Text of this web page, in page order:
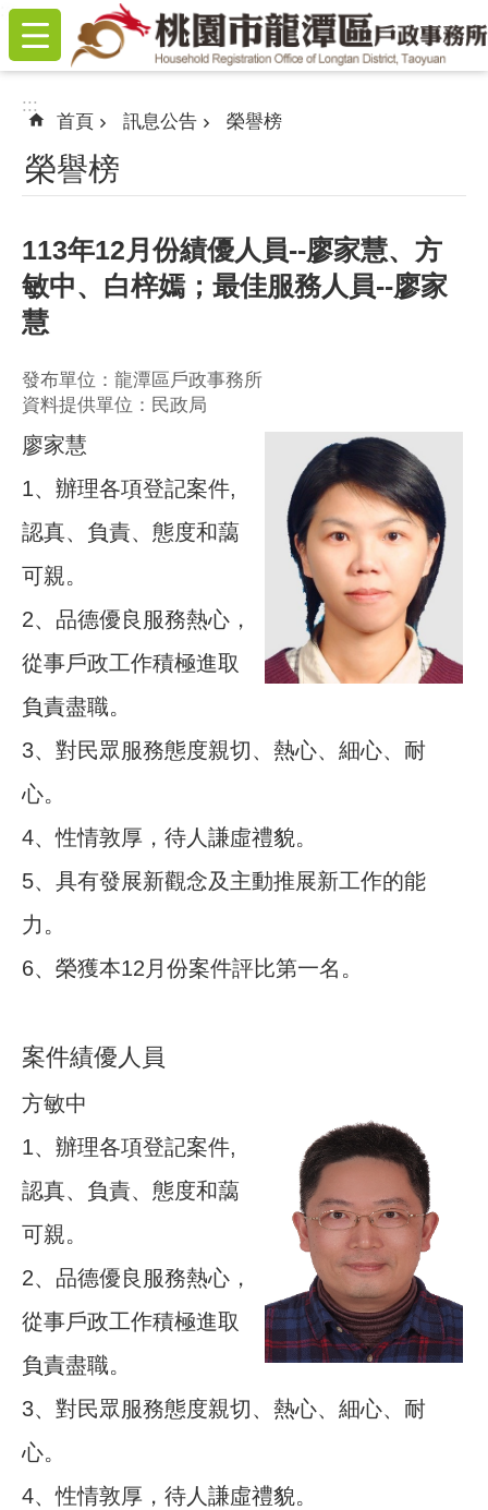
跳到主要內容區塊
:::
:::
首頁 訊息公告 榮譽榜
榮譽榜
113年12月份績優人員--廖家慧、方
敏中、白梓嫣；最佳服務人員--廖家
慧
發布單位：龍潭區戶政事務所
資料提供單位：民政局
廖家慧
1、辦理各項登記案件,
認真、負責、態度和藹
可親。
2、品德優良服務熱心，
從事戶政工作積極進取
負責盡職。
3、對民眾服務態度親切、熱心、細心、耐
心。
4、性情敦厚，待人謙虛禮貌。
5、具有發展新觀念及主動推展新工作的能
力。
6、榮獲本12月份案件評比第一名。
案件績優人員
方敏中
1、辦理各項登記案件,
認真、負責、態度和藹
可親。
2、品德優良服務熱心，
從事戶政工作積極進取
負責盡職。
3、對民眾服務態度親切、熱心、細心、耐
心。
4、性情敦厚，待人謙虛禮貌。